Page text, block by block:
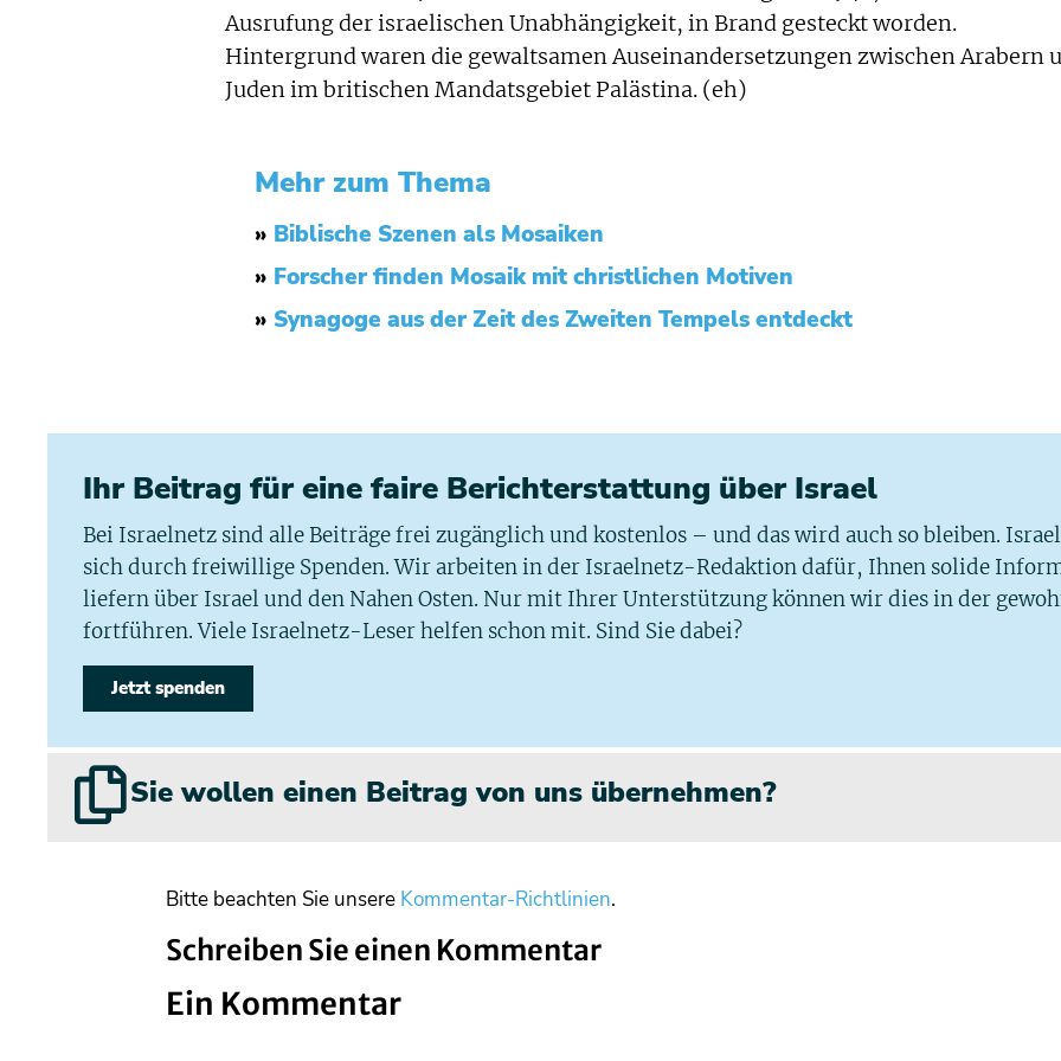
Ausrufung der israelischen Unabhängigkeit, in Brand gesteckt worden.
Hintergrund waren die gewaltsamen Auseinandersetzungen zwischen Arabern
Juden im britischen Mandatsgebiet Palästina. (eh)
Mehr zum Thema
» Biblische Szenen als Mosaiken
» Forscher finden Mosaik mit christlichen Motiven
» Synagoge aus der Zeit des Zweiten Tempels entdeckt
Ihr Beitrag für eine faire Berichterstattung über Israel
Bei Israelnetz sind alle Beiträge frei zugänglich und kostenlos – und das wird auch so bleiben.
sich durch freiwillige Spenden. Wir arbeiten in der Israelnetz-Redaktion dafür, Ihnen solide
liefern über Israel und den Nahen Osten. Nur mit Ihrer Unterstützung können wir dies in der
fortführen. Viele Israelnetz-Leser helfen schon mit. Sind Sie dabei?
Jetzt spenden
Sie wollen einen Beitrag von uns übernehmen?
Bitte beachten Sie unsere Kommentar-Richtlinien.
Schreiben Sie einen Kommentar
Ein Kommentar